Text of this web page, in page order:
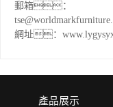
郵箱：
網址：
產品展示